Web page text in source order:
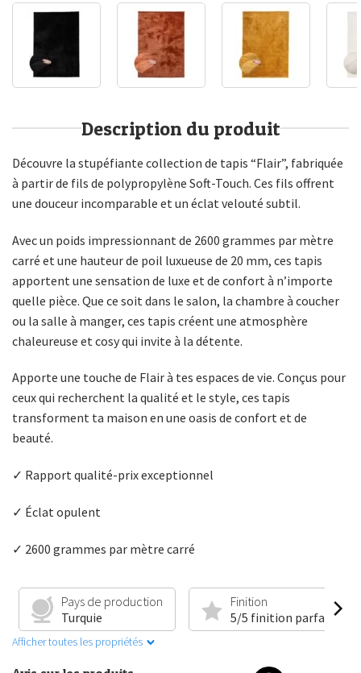
Description du produit
Découvre la stupéfiante collection de tapis “Flair”, fabriquée
à partir de fils de polypropylène Soft-Touch. Ces fils offrent
une douceur incomparable et un éclat velouté subtil.
Avec un poids impressionnant de 2600 grammes par mètre
carré et une hauteur de poil luxueuse de 20 mm, ces tapis
apportent une sensation de luxe et de confort à n’importe
quelle pièce. Que ce soit dans le salon, la chambre à coucher
ou la salle à manger, ces tapis créent une atmosphère
chaleureuse et cosy qui invite à la détente.
Apporte une touche de Flair à tes espaces de vie. Conçus pour
ceux qui recherchent la qualité et le style, ces tapis
transforment ta maison en une oasis de confort et de
beauté.
✓ Rapport qualité-prix exceptionnel
✓ Éclat opulent
✓ 2600 grammes par mètre carré
Pays de production
Turquie
Finition
5/5 finition parfaite
Afficher toutes les propriétés